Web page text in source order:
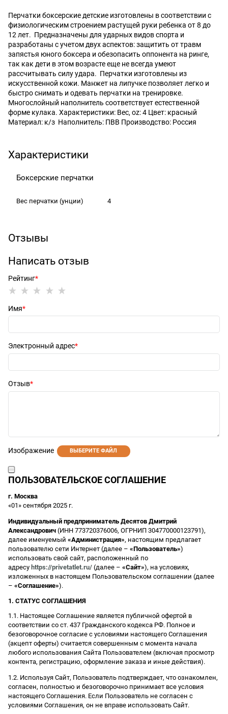
Перчатки боксерские детские изготовлены в соответствии с
физиологическим строением растущей руки ребенка от 8 до
12 лет. Предназначены для ударных видов спорта и
разработаны с учетом двух аспектов: защитить от травм
запястья юного боксера и обезопасить оппонента на ринге,
так как дети в этом возрасте еще не всегда умеют
рассчитывать силу удара. Перчатки изготовлены из
искусственной кожи. Манжет на липучке позволяет легко и
быстро снимать и одевать перчатки на тренировке.
Многослойный наполнитель соответствует естественной
форме кулака. Характеристики: Вес, oz: 4 Цвет: красный
Материал: к/з Наполнитель: ПВВ Производство: Россия
Характеристики
Боксерские перчатки
Вес перчатки(унции) 4
Отзывы
Написать отзыв
Рейтинг
Имя
Электронный адрес
Отзыв
Изображение ВЫБЕРИТЕ ФАЙЛ
ПОЛЬЗОВАТЕЛЬСКОЕ СОГЛАШЕНИЕ
г. Москва
«01» сентября 2025 г.
Индивидуальный предприниматель Десятов Дмитрий
Александрович (ИНН 773720376006, ОГРНИП 304770000123791),
далее именуемый «Администрация», настоящим предлагает
пользователю сети Интернет (далее – «Пользователь»)
использовать свой сайт, расположенный по
адресу https://privetatlet.ru/ (далее – «Сайт»), на условиях,
изложенных в настоящем Пользовательском соглашении (далее
– «Соглашение»).
1. СТАТУС СОГЛАШЕНИЯ
1.1. Настоящее Соглашение является публичной офертой в
соответствии со ст. 437 Гражданского кодекса РФ. Полное и
безоговорочное согласие с условиями настоящего Соглашения
(акцепт оферты) считается совершенным с момента начала
любого использования Сайта Пользователем (включая просмотр
контента, регистрацию, оформление заказа и иные действия).
1.2. Используя Сайт, Пользователь подтверждает, что ознакомлен,
согласен, полностью и безоговорочно принимает все условия
настоящего Соглашения. Если Пользователь не согласен с
условиями Соглашения, он не вправе использовать Сайт.